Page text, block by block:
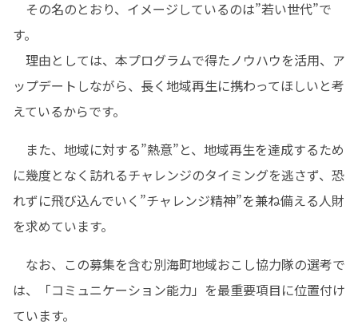
その名のとおり、イメージしているのは”若い世代”で
す。
理由としては、本プログラムで得たノウハウを活用、ア
ップデートしながら、長く地域再生に携わってほしいと考
えているからです。
また、地域に対する”熱意”と、地域再生を達成するため
に幾度となく訪れるチャレンジのタイミングを逃さず、恐
れずに飛び込んでいく”チャレンジ精神”を兼ね備える人財
を求めています。
なお、この募集を含む別海町地域おこし協力隊の選考で
は、「コミュニケーション能力」を最重要項目に位置付け
ています。